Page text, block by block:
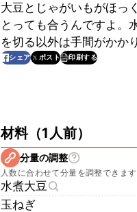
大豆とじゃがいもがほっ
とっても合うんですよ。
を切る以外は手間がかか
シェア ポスト 印刷する
材料（1人前）
分量の調整
人数に合わせて分量を調整できま
水煮大豆
玉ねぎ